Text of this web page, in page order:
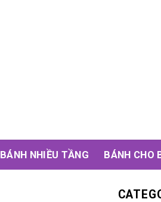
BÁNH NHIỀU TẦNG BÁNH CHO